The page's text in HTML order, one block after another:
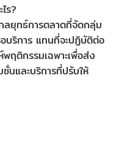
ร?
ยุทธ์การตลาดที่จัดกลุ่ม
บริการ แทนที่จะปฏิบัติต่อ
ฤติกรรมเฉพาะเพื่อส่ง
นและบริการที่ปรับให้